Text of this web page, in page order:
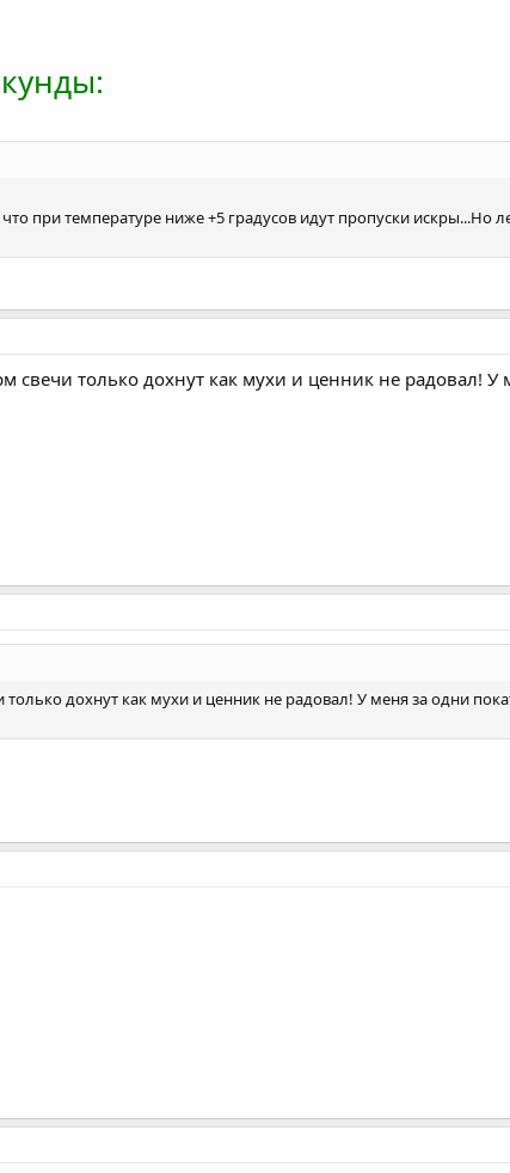
при температуре ниже +5 градусов идут пропуски искры...Но
свечи только дохнут как мухи и ценник не радовал! У
дохнут как мухи и ценник не радовал! У меня за одни